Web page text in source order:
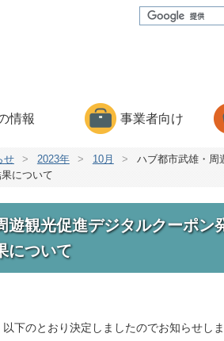
情報 事業者向け
せ > 2023年 > 10月 >
ハブ都市武雄・周
について
遊観光促進デジタルクーポン
について
下のとおり決定しましたのでお知らせしま